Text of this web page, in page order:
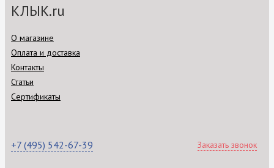
КЛЫК.ru
О магазине
Оплата и доставка
Контакты
Статьи
Сертификаты
+7 (495) 542-67-39 Заказать звонок